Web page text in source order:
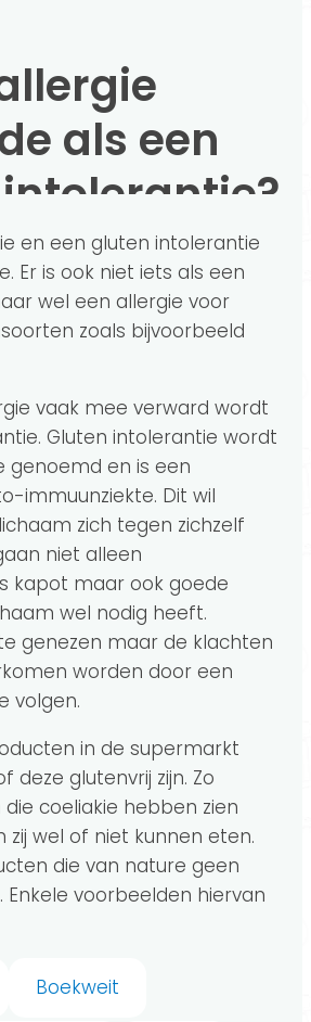
als een
en een gluten intolerantie
Er is ook niet iets als een
wel een allergie voor
zoals bijvoorbeeld
vaak mee verward wordt
Gluten intolerantie wordt
genoemd en is een
immuunziekte. Dit wil
zich tegen zichzelf
niet alleen
kapot maar ook goede
wel nodig heeft.
genezen maar de klachten
worden door een
volgen.
in de supermarkt
deze glutenvrij zijn. Zo
coeliakie hebben zien
wel of niet kunnen eten.
die van nature geen
voorbeelden hiervan
Boekweit